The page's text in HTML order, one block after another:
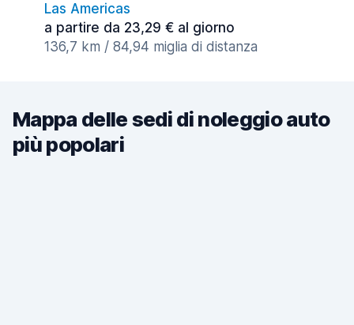
Las Americas
a partire da 23,29 € al giorno
136,7 km / 84,94 miglia di distanza
Mappa delle sedi di noleggio auto
più popolari